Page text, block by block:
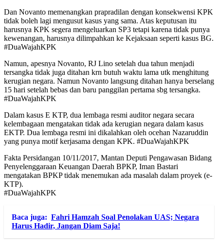
Dan Novanto memenangkan prapradilan dengan konsekwensi KPK
tidak boleh lagi mengusut kasus yang sama. Atas keputusan itu
harusnya KPK segera mengeluarkan SP3 tetapi karena tidak punya
kewenangan, harusnya dilimpahkan ke Kejaksaan seperti kasus BG.
#DuaWajahKPK
Namun, apesnya Novanto, RJ Lino setelah dua tahun menjadi
tersangka tidak juga ditahan krn butuh waktu lama utk menghitung
kerugian negara. Namun Novanto langsung ditahan hanya berselang
15 hari setelah bebas dan baru panggilan pertama sbg tersangka.
#DuaWajahKPK
Dalam kasus E KTP, dua lembaga resmi auditor negara secara
kelembagaan mengatakan tidak ada kerugian negara dalam kasus
EKTP. Dua lembaga resmi ini dikalahkan oleh ocehan Nazaruddin
yang punya motif kerjasama dengan KPK. #DuaWajahKPK
Fakta Persidangan 10/11/2017, Mantan Deputi Pengawasan Bidang
Penyelenggaraan Keuangan Daerah BPKP, Iman Bastari
mengatakan BPKP tidak menemukan ada masalah dalam proyek (e-
KTP).
#DuaWajahKPK
Baca juga: Fahri Hamzah Soal Penolakan UAS; Negara
Harus Hadir, Jangan Diam Saja!